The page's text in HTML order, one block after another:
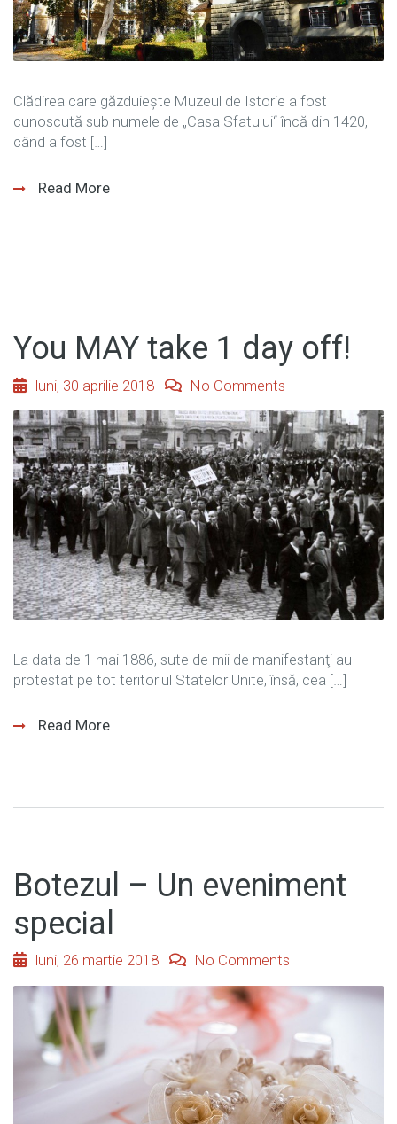
Clădirea care găzduiește Muzeul de Istorie a fost
cunoscută sub numele de „Casa Sfatului“ încă din 1420,
când a fost […]
Read More
You MAY take 1 day off!
luni, 30 aprilie 2018 No Comments
La data de 1 mai 1886, sute de mii de manifestanţi au
protestat pe tot teritoriul Statelor Unite, însă, cea […]
Read More
Botezul – Un eveniment
special
luni, 26 martie 2018 No Comments